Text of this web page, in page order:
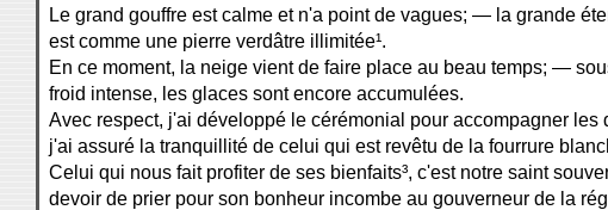
Le grand gouffre est calme et n'a point de vagues; — la grande
est comme une pierre verdâtre illimitée¹.
En ce moment, la neige vient de faire place au beau temps; —
froid intense, les glaces sont encore accumulées.
Avec respect, j'ai développé le cérémonial pour accompagner
j'ai assuré la tranquillité de celui qui est revêtu de la fourrure
Celui qui nous fait profiter de ses bienfaits³, c'est notre saint
devoir de prier pour son bonheur incombe au gouverneur de la